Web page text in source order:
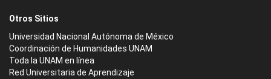
Otros Sitios
Universidad Nacional Autónoma de México
Coordinación de Humanidades UNAM
Toda la UNAM en línea
Red Universitaria de Aprendizaje